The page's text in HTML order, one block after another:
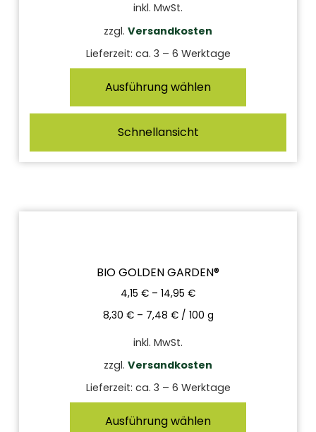
inkl. MwSt.
zzgl. Versandkosten
Lieferzeit: ca. 3 – 6 Werktage
Ausführung wählen
Schnellansicht
BIO GOLDEN GARDEN®
4,15 € – 14,95 €
8,30 €– 7,48 €/ 100 g
inkl. MwSt.
zzgl. Versandkosten
Lieferzeit: ca. 3 – 6 Werktage
Ausführung wählen